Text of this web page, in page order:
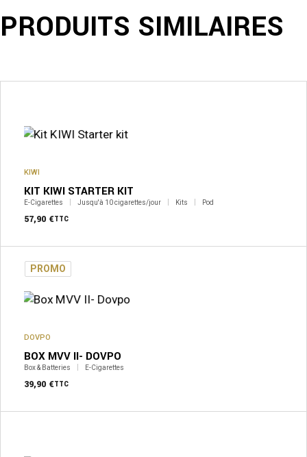
PRODUITS SIMILAIRES
KIWI
KIT KIWI STARTER KIT
E-Cigarettes Jusqu'à 10 cigarettes/jour Kits Pod
57,90 €TTC
PROMO
DOVPO
BOX MVV II- DOVPO
Box & Batteries E-Cigarettes
39,90 €TTC